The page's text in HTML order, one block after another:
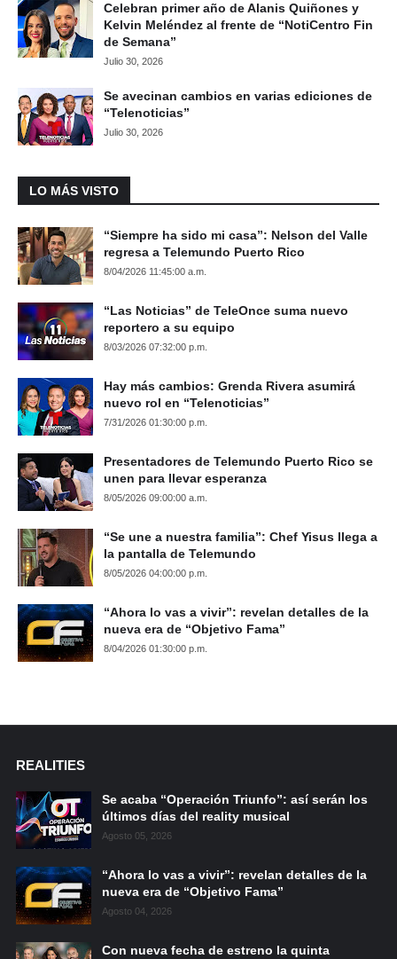
Celebran primer año de Alanis Quiñones y
Kelvin Meléndez al frente de “NotiCentro Fin
de Semana”
Julio 30, 2026
Se avecinan cambios en varias ediciones de
“Telenoticias”
Julio 30, 2026
LO MÁS VISTO
“Siempre ha sido mi casa”: Nelson del Valle
regresa a Telemundo Puerto Rico
8/04/2026 11:45:00 a.m.
“Las Noticias” de TeleOnce suma nuevo
reportero a su equipo
8/03/2026 07:32:00 p.m.
Hay más cambios: Grenda Rivera asumirá
nuevo rol en “Telenoticias”
7/31/2026 01:30:00 p.m.
Presentadores de Telemundo Puerto Rico se
unen para llevar esperanza
8/05/2026 09:00:00 a.m.
“Se une a nuestra familia”: Chef Yisus llega a
la pantalla de Telemundo
8/05/2026 04:00:00 p.m.
“Ahora lo vas a vivir”: revelan detalles de la
nueva era de “Objetivo Fama”
8/04/2026 01:30:00 p.m.
REALITIES
Se acaba “Operación Triunfo”: así serán los
últimos días del reality musical
Agosto 05, 2026
“Ahora lo vas a vivir”: revelan detalles de la
nueva era de “Objetivo Fama”
Agosto 04, 2026
Con nueva fecha de estreno la quinta